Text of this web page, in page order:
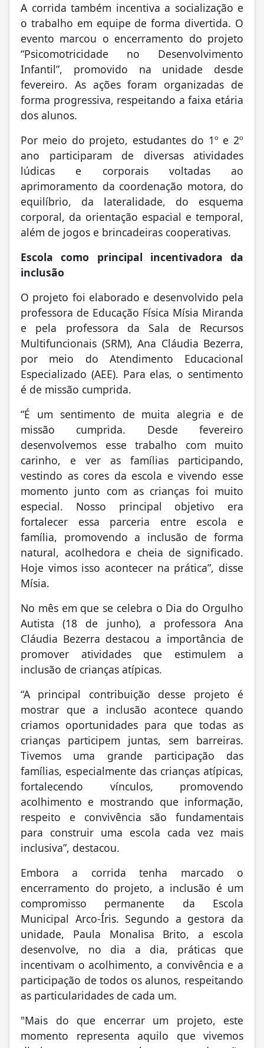
A corrida também incentiva a socialização e
o trabalho em equipe de forma divertida. O
evento marcou o encerramento do projeto
“Psicomotricidade no Desenvolvimento
Infantil”, promovido na unidade desde
fevereiro. As ações foram organizadas de
forma progressiva, respeitando a faixa etária
dos alunos.
Por meio do projeto, estudantes do 1º e 2º
ano participaram de diversas atividades
lúdicas e corporais voltadas ao
aprimoramento da coordenação motora, do
equilíbrio, da lateralidade, do esquema
corporal, da orientação espacial e temporal,
além de jogos e brincadeiras cooperativas.
Escola como principal incentivadora da
inclusão
O projeto foi elaborado e desenvolvido pela
professora de Educação Física Mísia Miranda
e pela professora da Sala de Recursos
Multifuncionais (SRM), Ana Cláudia Bezerra,
por meio do Atendimento Educacional
Especializado (AEE). Para elas, o sentimento
é de missão cumprida.
“É um sentimento de muita alegria e de
missão cumprida. Desde fevereiro
desenvolvemos esse trabalho com muito
carinho, e ver as famílias participando,
vestindo as cores da escola e vivendo esse
momento junto com as crianças foi muito
especial. Nosso principal objetivo era
fortalecer essa parceria entre escola e
família, promovendo a inclusão de forma
natural, acolhedora e cheia de significado.
Hoje vimos isso acontecer na prática”, disse
Mísia.
No mês em que se celebra o Dia do Orgulho
Autista (18 de junho), a professora Ana
Cláudia Bezerra destacou a importância de
promover atividades que estimulem a
inclusão de crianças atípicas.
“A principal contribuição desse projeto é
mostrar que a inclusão acontece quando
criamos oportunidades para que todas as
crianças participem juntas, sem barreiras.
Tivemos uma grande participação das
famílias, especialmente das crianças atípicas,
fortalecendo vínculos, promovendo
acolhimento e mostrando que informação,
respeito e convivência são fundamentais
para construir uma escola cada vez mais
inclusiva”, destacou.
Embora a corrida tenha marcado o
encerramento do projeto, a inclusão é um
compromisso permanente da Escola
Municipal Arco-Íris. Segundo a gestora da
unidade, Paula Monalisa Brito, a escola
desenvolve, no dia a dia, práticas que
incentivam o acolhimento, a convivência e a
participação de todos os alunos, respeitando
as particularidades de cada um.
"Mais do que encerrar um projeto, este
momento representa aquilo que vivemos